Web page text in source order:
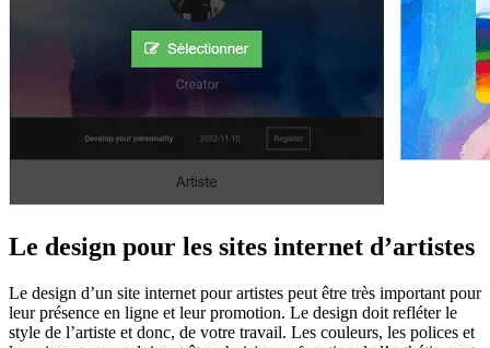
Le design pour les sites internet d’artistes
Le design d’un site internet pour artistes peut être très important pour
leur présence en ligne et leur promotion. Le design doit refléter le
style de l’artiste et donc, de votre travail. Les couleurs, les polices et